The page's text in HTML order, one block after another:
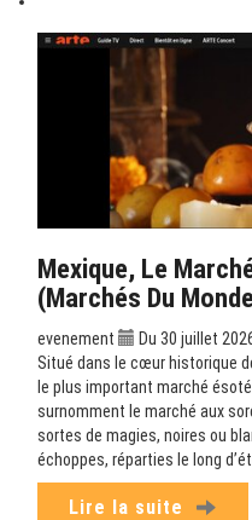
Mexique, Le
(Marchés Du
evenement
Du 30 juillet
Situé dans le cœur historique
le plus important marché
surnomment le marché aux
sortes de magies, noires ou
échoppes, réparties le long
Lire la suite